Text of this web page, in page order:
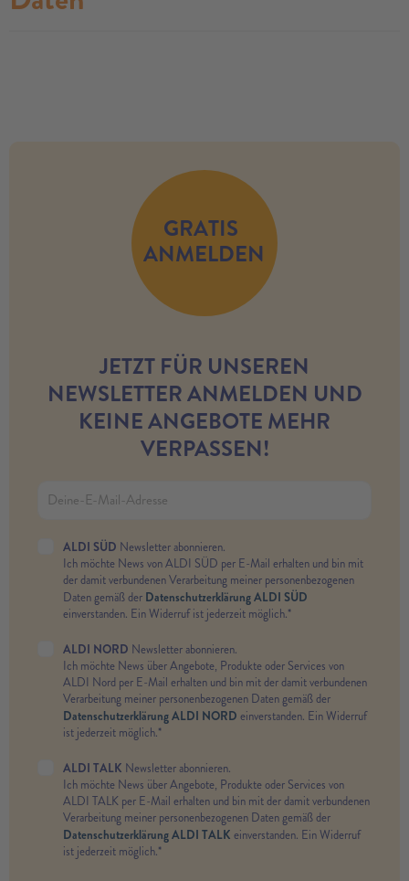
GRATIS
ANMELDEN
JETZT FÜR UNSEREN
NEWSLETTER ANMELDEN UND
KEINE ANGEBOTE MEHR
VERPASSEN!
ALDI SÜD Newsletter abonnieren.
Ich möchte News von ALDI SÜD per E-Mail erhalten und bin mit
der damit verbundenen Verarbeitung meiner personenbezogenen
Daten gemäß der Datenschutzerklärung ALDI SÜD
einverstanden. Ein Widerruf ist jederzeit möglich.*
ALDI NORD Newsletter abonnieren.
Ich möchte News über Angebote, Produkte oder Services von
ALDI Nord per E-Mail erhalten und bin mit der damit verbundenen
Verarbeitung meiner personenbezogenen Daten gemäß der
Datenschutzerklärung ALDI NORD einverstanden. Ein Widerruf
ist jederzeit möglich.*
ALDI TALK Newsletter abonnieren.
Ich möchte News über Angebote, Produkte oder Services von
ALDI TALK per E-Mail erhalten und bin mit der damit verbundenen
Verarbeitung meiner personenbezogenen Daten gemäß der
Datenschutzerklärung ALDI TALK einverstanden. Ein Widerruf
ist jederzeit möglich.*